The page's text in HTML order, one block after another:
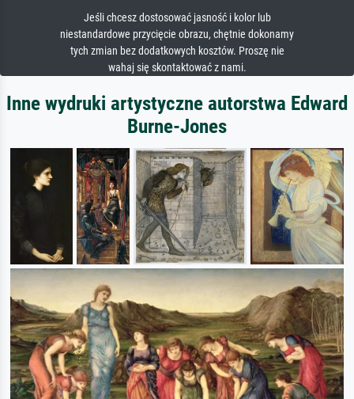
Jeśli chcesz dostosować jasność i kolor lub
niestandardowe przycięcie obrazu, chętnie dokonamy
tych zmian bez dodatkowych kosztów. Proszę nie
wahaj się skontaktować z nami.
Inne wydruki artystyczne autorstwa Edward
Burne-Jones